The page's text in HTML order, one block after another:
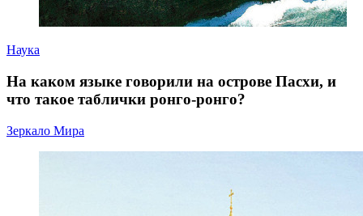
Наука
На каком языке говорили на острове Пасхи, и
что такое таблички ронго-ронго?
Зеркало Мира